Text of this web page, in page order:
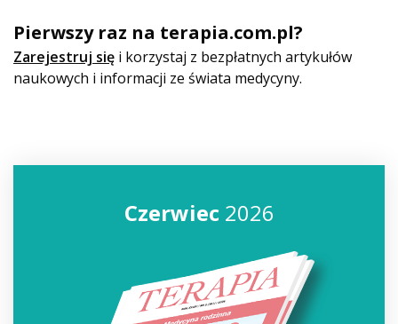
Pierwszy raz na terapia.com.pl?
Zarejestruj się i korzystaj z bezpłatnych artykułów
naukowych i informacji ze świata medycyny.
Czerwiec2026